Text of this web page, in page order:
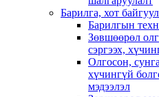
Барилга, хот
Барилгын
Зөвшөөрөл
сэргээх,
Олгосон,
хүчингүй
мэдээлэл